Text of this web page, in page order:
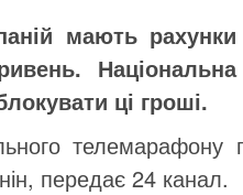
мають
ці гроші.
телемарафону
передає 24 канал.